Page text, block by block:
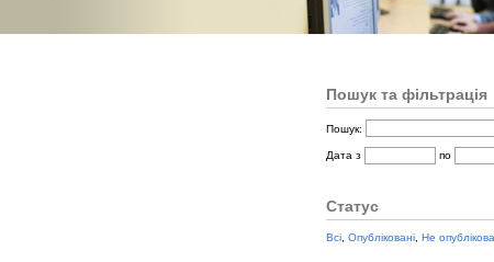
Пошук та фільтрація
Пошук:
Дата з по
Статус
Всі Опубліковані Не